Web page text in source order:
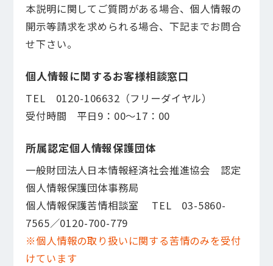
本説明に関してご質問がある場合、個人情報の
開示等請求を求められる場合、下記までお問合
せ下さい。
個人情報に関するお客様相談窓口
TEL 0120-106632（フリーダイヤル）
受付時間 平日9：00～17：00
所属認定個人情報保護団体
一般財団法人日本情報経済社会推進協会 認定
個人情報保護団体事務局
個人情報保護苦情相談室 TEL 03-5860-
7565／0120-700-779
※個人情報の取り扱いに関する苦情のみを受付
けています